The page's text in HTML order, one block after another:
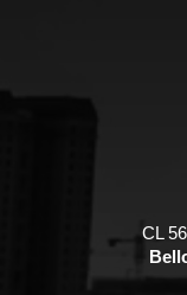
CL